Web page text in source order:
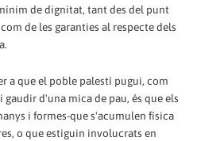
de dignitat, tant des del punt
de les garanties al respecte dels
a que el poble palestí pugui, com
d'una mica de pau, és que els
i formes-que s'acumulen física
o que estiguin involucrats en